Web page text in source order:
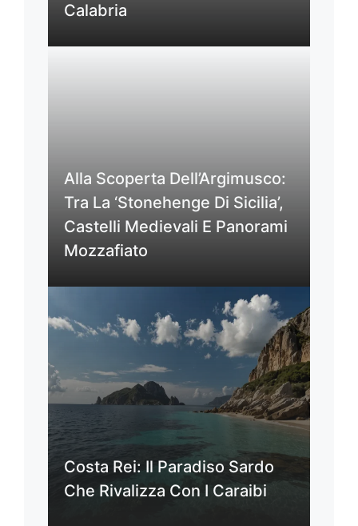
Calabria
Alla Scoperta Dell’Argimusco:
Tra La ‘Stonehenge Di Sicilia’,
Castelli Medievali E Panorami
Mozzafiato
Costa Rei: Il Paradiso Sardo
Che Rivalizza Con I Caraibi